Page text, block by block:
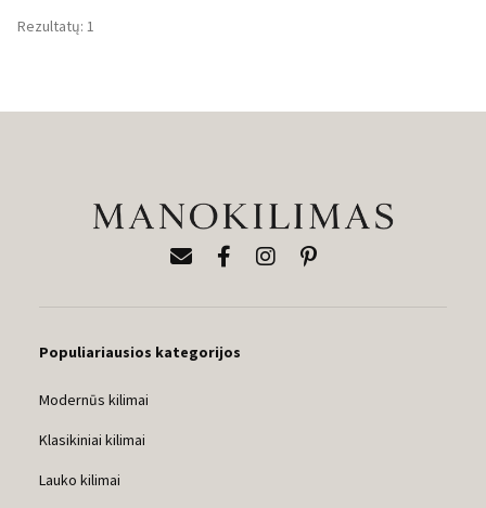
Rezultatų: 1
Populiariausios kategorijos
Modernūs kilimai
Klasikiniai kilimai
Lauko kilimai